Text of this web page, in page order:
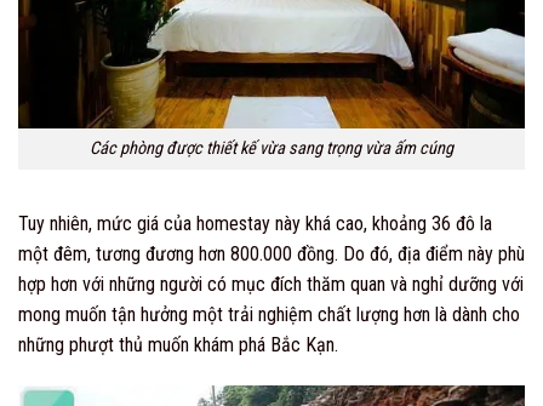
Các phòng được thiết kế vừa sang trọng vừa ấm cúng
Tuy nhiên, mức giá của homestay này khá cao, khoảng 36 đô la
một đêm, tương đương hơn 800.000 đồng. Do đó, địa điểm này phù
hợp hơn với những người có mục đích thăm quan và nghỉ dưỡng với
mong muốn tận hưởng một trải nghiệm chất lượng hơn là dành cho
những phượt thủ muốn khám phá Bắc Kạn.